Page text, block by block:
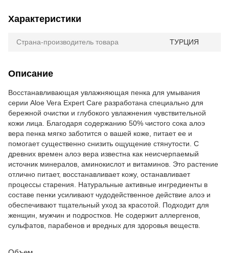
Характеристики
Страна-производитель товара ТУРЦИЯ
Описание
Восстанавливающая увлажняющая пенка для умывания
серии Aloe Vera Expert Care разработана специально для
бережной очистки и глубокого увлажнения чувствительной
кожи лица. Благодаря содержанию 50% чистого сока алоэ
вера пенка мягко заботится о вашей коже, питает ее и
помогает существенно снизить ощущение стянутости. С
древних времен алоэ вера известна как неисчерпаемый
источник минералов, аминокислот и витаминов. Это растение
отлично питает, восстанавливает кожу, останавливает
процессы старения. Натуральные активные ингредиенты в
составе пенки усиливают чудодейственное действие алоэ и
обеспечивают тщательный уход за красотой. Подходит для
женщин, мужчин и подростков. Не содержит аллергенов,
сульфатов, парабенов и вредных для здоровья веществ.